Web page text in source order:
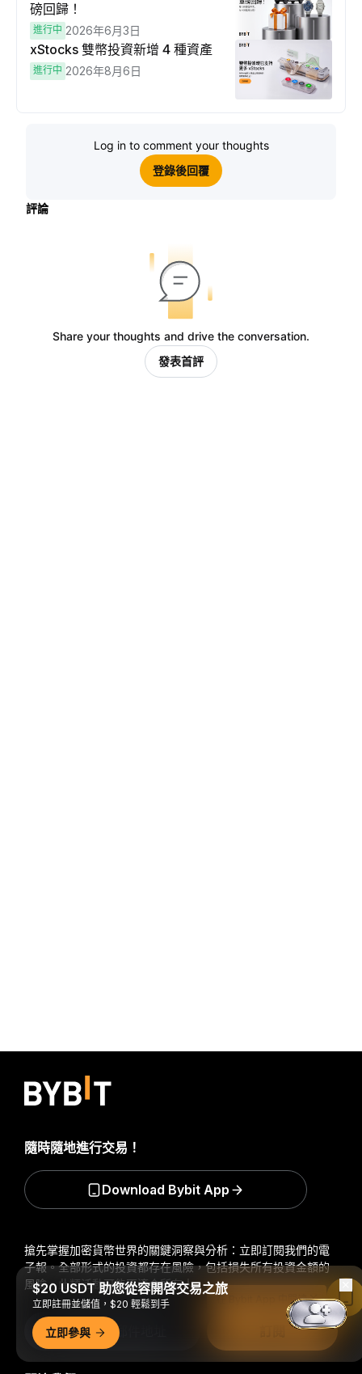
磅回歸！
進行中 2026年6月3日
xStocks 雙幣投資新增 4 種資產
進行中 2026年8月6日
Log in to comment your thoughts
登錄後回覆
評論
Share your thoughts and drive the conversation.
發表首評
搶先掌握加密貨幣世界的關鍵洞察與分析：立即訂閱我們的電
子報。全部形式的投資都存在風險，包括損失所有投資金額的
風險。此類活動可能不適合所有人。
隨時隨地進行交易！
Download Bybit App
$20 USDT 助您從容開啓交易之旅
立即註冊並儲值，$20 輕鬆到手
立即參與
在 Bybit App 中閱讀